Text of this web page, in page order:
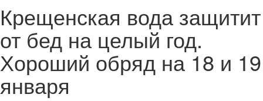
Крещенская вода защитит
от бед на целый год.
Хороший обряд на 18 и 19
января